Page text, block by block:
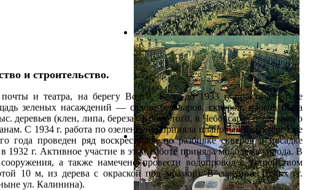
и строительство.
и театра, на берегу Волги. Если до 1933 г. практически не
зеленых насаждений — садов, бульваров, скверов, парков была
деревьев (клен, липа, береза). Кроме того, в Чебоксарах было много
С 1934 г. работа по озеленению приняла плановый характер. Уже
проведен ряд воскресников по разбивке скверов и посадке
г. Активное участие в этой работе приняла молодежь города. В
а также намечено провести водопровод с устройством
10 м, из дерева с окраской под мрамор). В середине 1930-х гг.
ул. Калинина).